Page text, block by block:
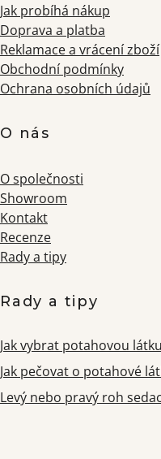
Jak probíhá nákup
Doprava a platba
Reklamace a vrácení zboží
Obchodní podmínky
Ochrana osobních údajů
O nás
O společnosti
Showroom
Kontakt
Recenze
Rady a tipy
Rady a tipy
Jak vybrat potahovou
Jak pečovat o potahové
Levý nebo pravý roh